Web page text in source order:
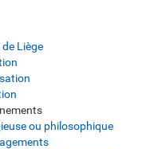
Liège
ou philosophique